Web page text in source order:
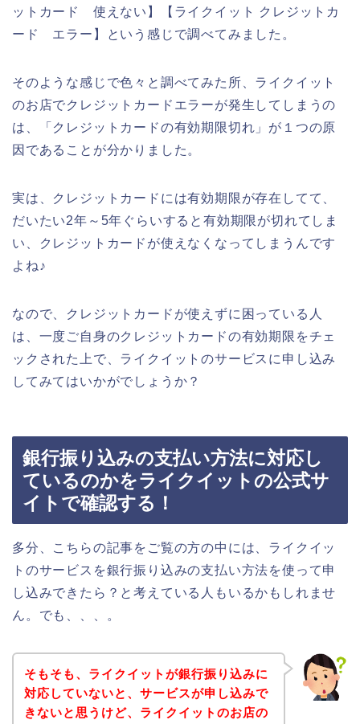
ットカード 使えない】【ライクイット クレジットカ
ード エラー】という感じで調べてみました。
そのような感じで色々と調べてみた所、ライクイット
のお店でクレジットカードエラーが発生してしまうの
は、「クレジットカードの有効期限切れ」が１つの原
因であることが分かりました。
実は、クレジットカードには有効期限が存在してて、
だいたい2年～5年ぐらいすると有効期限が切れてしま
い、クレジットカードが使えなくなってしまうんです
よね♪
なので、クレジットカードが使えずに困っている人
は、一度ご自身のクレジットカードの有効期限をチェ
ックされた上で、ライクイットのサービスに申し込み
してみてはいかがでしょうか？
銀行振り込みの支払い方法に対応し
ているのかをライクイットの公式サ
イトで確認する！
多分、こちらの記事をご覧の方の中には、ライクイッ
トのサービスを銀行振り込みの支払い方法を使って申
し込みできたら？と考えている人もいるかもしれませ
ん。でも、、、。
そもそも、ライクイットが銀行振り込みに
対応していないと、サービスが申し込みで
きないと思うけど、ライクイットのお店の